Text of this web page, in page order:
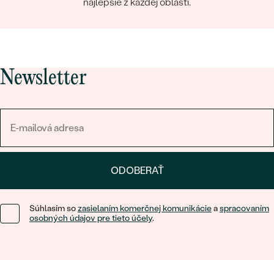
Newsletter
ODOBERAŤ
Súhlasím sozasielaním komerčnej komunikácieaspracovaním
osobných údajov pre tieto účely.